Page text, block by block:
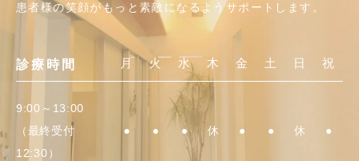
患者様の笑顔がもっと素敵になるようサポートします。
診療時間 月 火 水 木 金 土 日 祝
9:00～13:00
（最終受付
12:30）
● ● ● 休 ● ● 休 ●